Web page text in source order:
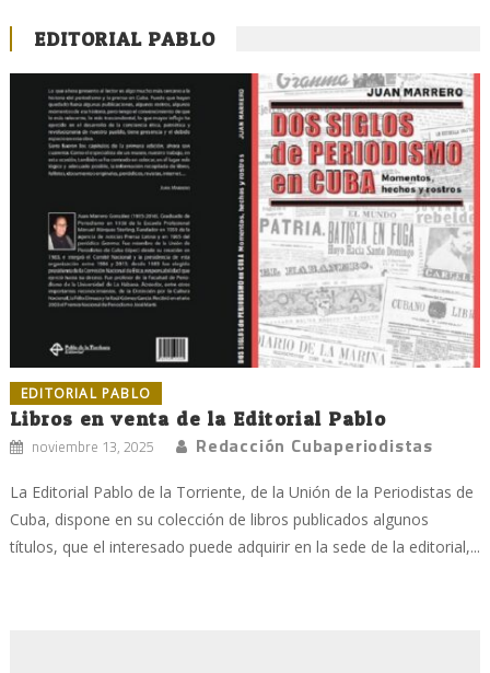
EDITORIAL PABLO
EDITORIAL PABLO
Libros en venta de la Editorial Pablo
noviembre 13, 2025 Redacción Cubaperiodistas
La Editorial Pablo de la Torriente, de la Unión de la Periodistas de
Cuba, dispone en su colección de libros publicados algunos
títulos, que el interesado puede adquirir en la sede de la editorial,...